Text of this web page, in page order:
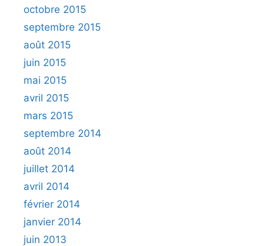
octobre 2015
septembre 2015
août 2015
juin 2015
mai 2015
avril 2015
mars 2015
septembre 2014
août 2014
juillet 2014
avril 2014
février 2014
janvier 2014
juin 2013